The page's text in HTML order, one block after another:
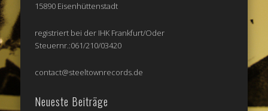
15890 Eisenhüttenstadt
registriert bei der IHK Frankfurt/Oder
Steuernr.:061/210/03420
contact@steeltownrecords.de
Neueste Beiträge